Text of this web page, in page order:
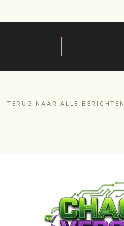
TERUG NAAR ALLE BERICHTEN